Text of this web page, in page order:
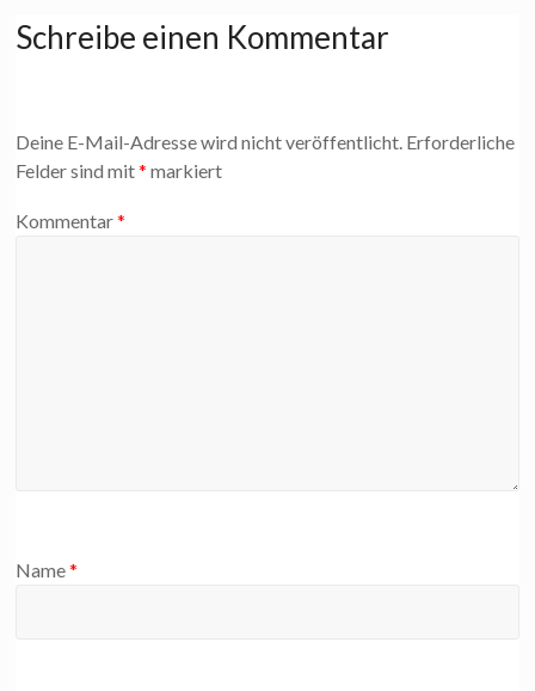
Schreibe einen Kommentar
Deine E-Mail-Adresse wird nicht veröffentlicht. Erforderliche
Felder sind mit* markiert
Kommentar*
Name*